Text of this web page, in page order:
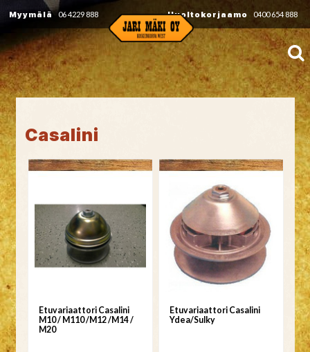
Myymälä 06 4229 888 Huoltokorjaamo 0400 654 888
Casalini
Etuvariaattori Casalini
M10 / M110 /M12 /M14 /
M20
Etuvariaattori Casalini
Ydea/Sulky